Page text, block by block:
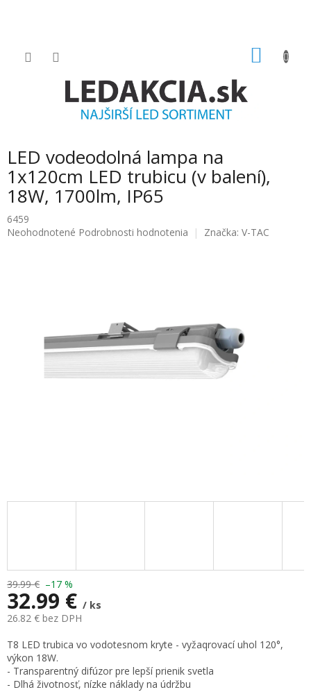
LED vodeodolná lampa na
1x120cm LED trubicu (v balení),
18W, 1700lm, IP65
6459
Priemerné
Neohodnotené Podrobnosti hodnotenia Značka: V-TAC
39.99 € –17 %
32.99 € / ks
26.82 € bez DPH
Jednotková
cena:
T8 LED trubica vo vodotesnom kryte - vyžaqrovací uhol 120°,
výkon 18W.
- Transparentný difúzor pre lepší prienik svetla
- Dlhá životnosť, nízke náklady na údržbu